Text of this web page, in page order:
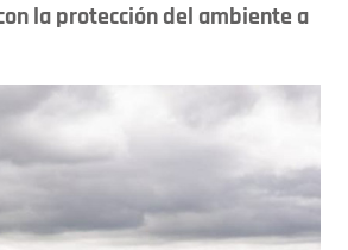
la protección del ambiente a